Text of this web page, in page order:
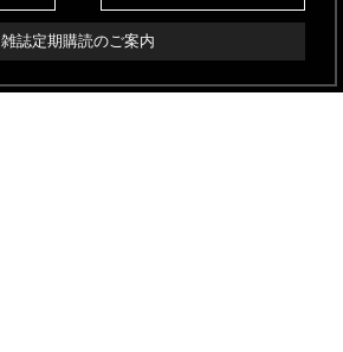
雑誌定期購読のご案内